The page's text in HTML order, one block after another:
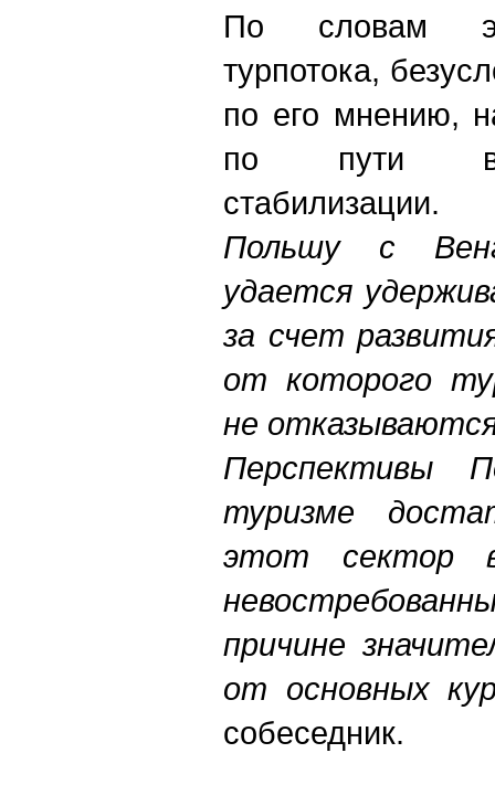
По словам
турпотока,
по его мнению,
по пути
стабилизации.
Польшу с
удается
за счет
от которого
не
Перспективы
туризме
этот сектор
причине
от основных
собеседник.